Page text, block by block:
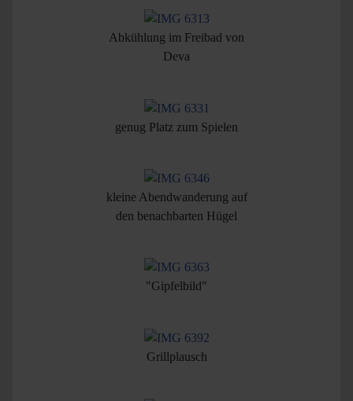
Abkühlung im Freibad von
Deva
genug Platz zum Spielen
kleine Abendwanderung auf
den benachbarten Hügel
"Gipfelbild"
Grillplausch